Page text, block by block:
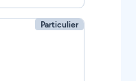
Particulier